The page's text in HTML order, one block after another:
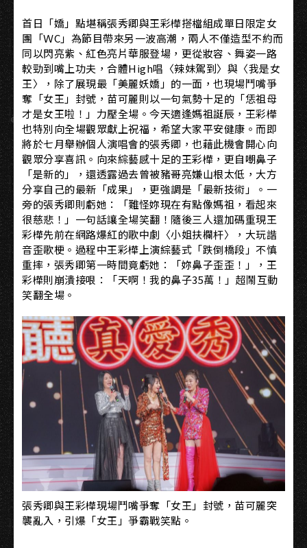
首日「嬌」點堪稱張秀卿與王彩樺搭檔組成單日限定女
團「ＷC」為節目帶來另一波高潮，兩人不僅造型不約而
同以閃亮紫、紅色亮片華服登場，更從妝容、舞姿一路
較勁到嘴上功夫，合體High唱〈辣妹駕到〉與〈我是女
王〉，除了展現最「美麗妖嬌」的一面，也現場鬥嘴爭
奪「女王」封號，苗可麗則以一句氣勢十足的「恁祖母
才是女王啦！」力壓全場。今天適逢媽祖誕辰，王彩樺
也特別向全場觀眾獻上祝福，希望大家平安健康。而即
將於七月舉辦個人演唱會的張秀卿，也藉此機會開心向
觀眾分享喜訊。向來綜藝感十足的王彩樺，更自嘲鼻子
「是新的」，還透露過去曾被豬哥亮嫌山根太低，大方
分享自己的最新「成果」，更強調是「最新技術」。一
旁的張秀卿則虧她：「難怪妳現在有點像媽祖，看起來
很慈悲！」一句話讓全場笑翻！隨後三人還加碼重現王
彩樺先前在網路爆紅的歌中劇〈小姐扶欄杆〉，大玩諧
音歪歌梗。過程中王彩樺上演綜藝式「跌倒橋段」不慎
重摔，張秀卿第一時間竟虧她：「妳鼻子歪歪！」，王
彩樺則崩潰接哏：「天啊！我的鼻子35萬！」超鬧互動
笑翻全場。
張秀卿與王彩樺現場鬥嘴爭奪「女王」封號，苗可麗突
襲亂入，引爆「女王」爭霸戰笑點。